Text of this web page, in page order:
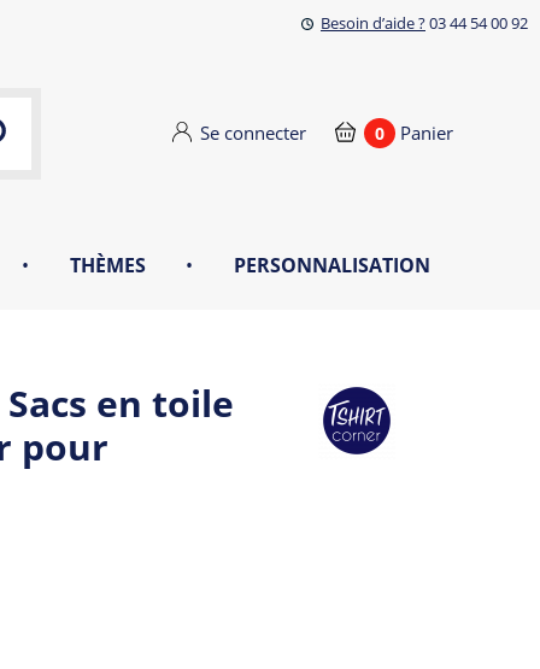
Besoin d’aide ?03 44 54 00 92
Se connecter 0 Panier
• THÈMES • PERSONNALISATION
en toile
pour